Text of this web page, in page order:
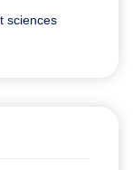
sciences